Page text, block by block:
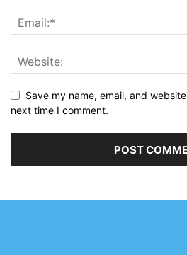
Save my name, email, and
next time I comment.